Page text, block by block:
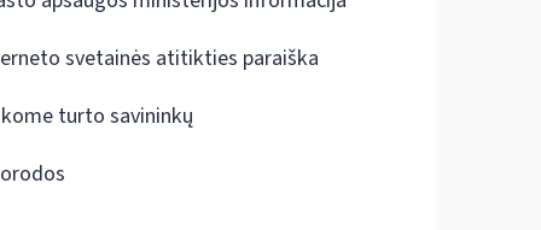
svetainės atitikties paraiška
turto savininkų